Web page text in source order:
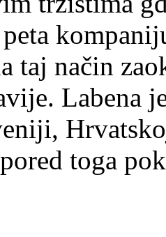
taj način
Labena
toga